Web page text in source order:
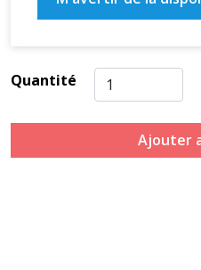
Quantité
Ajouter